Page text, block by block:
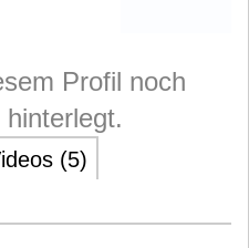
Profil noch
(5)